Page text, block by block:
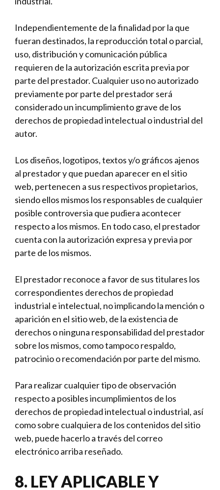
Independientemente de la finalidad por la que
fueran destinados, la reproducción total o parcial,
uso, distribución y comunicación pública
requieren de la autorización escrita previa por
parte del prestador. Cualquier uso no autorizado
previamente por parte del prestador será
considerado un incumplimiento grave de los
derechos de propiedad intelectual o industrial del
autor.
Los diseños, logotipos, textos y/o gráficos ajenos
al prestador y que puedan aparecer en el sitio
web, pertenecen a sus respectivos propietarios,
siendo ellos mismos los responsables de cualquier
posible controversia que pudiera acontecer
respecto a los mismos. En todo caso, el prestador
cuenta con la autorización expresa y previa por
parte de los mismos.
El prestador reconoce a favor de sus titulares los
correspondientes derechos de propiedad
industrial e intelectual, no implicando la mención o
aparición en el sitio web, de la existencia de
derechos o ninguna responsabilidad del prestador
sobre los mismos, como tampoco respaldo,
patrocinio o recomendación por parte del mismo.
Para realizar cualquier tipo de observación
respecto a posibles incumplimientos de los
derechos de propiedad intelectual o industrial, así
como sobre cualquiera de los contenidos del sitio
web, puede hacerlo a través del correo
electrónico arriba reseñado.
8. LEY APLICABLE Y